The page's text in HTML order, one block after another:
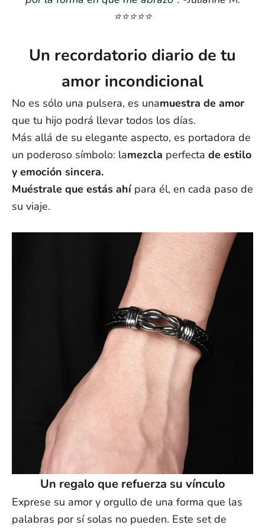
Resto del mundo: de 5 a 25 días laborables
garantizar las fechas exactas de entrega.
nuestro equipo te responderá lo antes posible.
⭐️⭐️⭐️⭐️⭐️
Un recordatorio diario de tu
amor incondicional
No es sólo una pulsera, es unamuestra de amor
que tu hijo podrá llevar todos los días.
Más allá de su elegante aspecto, es portadora de
un poderoso símbolo: lamezcla perfecta de estilo
y emoción sincera.
Muéstrale que estás ahí para él, en cada paso de
su viaje.
Un regalo que refuerza su vínculo
Exprese su amor y orgullo de una forma que las
palabras por sí solas no pueden. Este set de